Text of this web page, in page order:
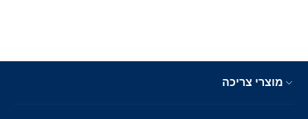
מוצרי צריכה